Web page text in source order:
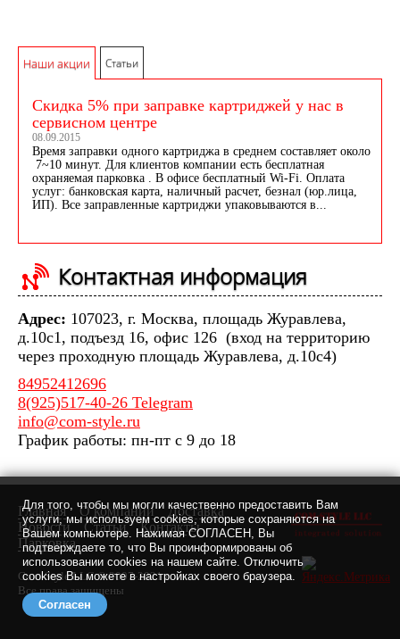
Для того, чтобы мы могли качественно предоставить Вам
услуги, мы используем cookies, которые сохраняются на
Вашем компьютере. Нажимая СОГЛАСЕН, Вы
подтверждаете то, что Вы проинформированы об
использовании cookies на нашем сайте. Отключить
cookies Вы можете в настройках своего браузера.
Согласен
Наши акции
Скидка 5% при заправке картриджей у нас в
сервисном центре
08.09.2015
Время заправки одного картриджа в среднем составляет около
7~10 минут. Для клиентов компании есть бесплатная
охраняемая парковка . В офисе бесплатный Wi-Fi. Оплата
услуг: банковская карта, наличный расчет, безнал (юр.лица,
ИП). Все заправленные картриджи упаковываются в...
Статьи
Контактная информация
Адрес: 107023, г. Москва, площадь Журавлева,
д.10с1, подъезд 16, офис 126 (вход на территорию
через проходную площадь Журавлева, д.10с4)
84952412696
8(925)517-40-26 Telegram
info@com-style.ru
График работы: пн-пт с 9 до 18
Главная О компании
Доставка
Новости
Статьи
Контакты
Парковка
Com-Style LLC © 2007-2021 г.
Все права защищены